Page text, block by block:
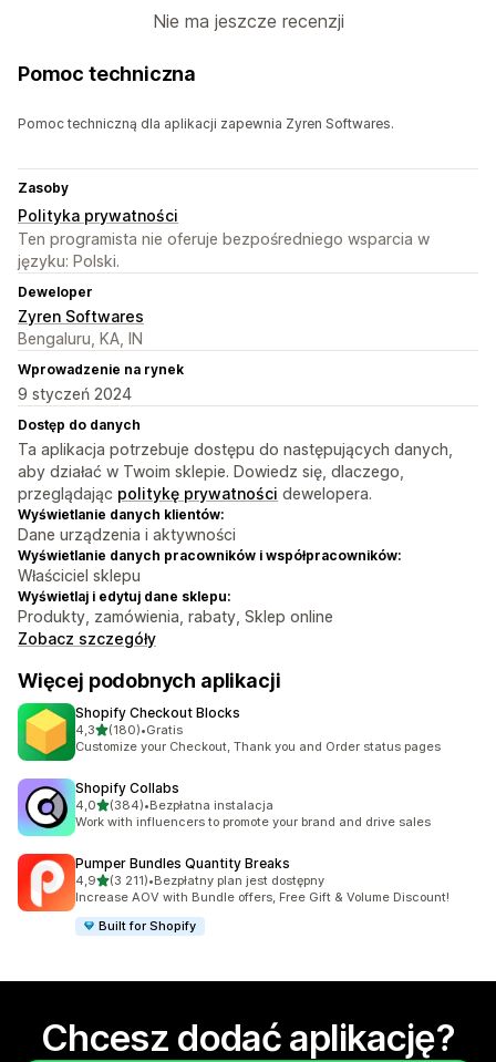
Nie ma jeszcze recenzji
Pomoc techniczna
Pomoc techniczną dla aplikacji zapewnia Zyren Softwares.
Zasoby
Polityka prywatności
Ten programista nie oferuje bezpośredniego wsparcia w
języku: Polski.
Deweloper
Zyren Softwares
Bengaluru, KA, IN
Wprowadzenie na rynek
9 styczeń 2024
Dostęp do danych
Ta aplikacja potrzebuje dostępu do następujących danych,
aby działać w Twoim sklepie. Dowiedz się, dlaczego,
przeglądając politykę prywatności dewelopera.
Wyświetlanie danych klientów:
Dane urządzenia i aktywności
Wyświetlanie danych pracowników i współpracowników:
Właściciel sklepu
Wyświetlaj i edytuj dane sklepu:
Produkty, zamówienia, rabaty, Sklep online
Zobacz szczegóły
Więcej podobnych aplikacji
Shopify Checkout Blocks
4,3na 5 gwiazdek
(180)
Łączna liczba recenzji: 180
•Gratis
Customize your Checkout, Thank you and Order status pages
Shopify Collabs
4,0na 5 gwiazdek
(384)
Łączna liczba recenzji: 384
•Bezpłatna instalacja
Work with influencers to promote your brand and drive sales
Pumper Bundles Quantity Breaks
4,9na 5 gwiazdek
(3 211)
Łączna liczba recenzji: 3211
•Bezpłatny plan jest dostępny
Increase AOV with Bundle offers, Free Gift & Volume Discount!
Built for Shopify
Chcesz dodać aplikację?